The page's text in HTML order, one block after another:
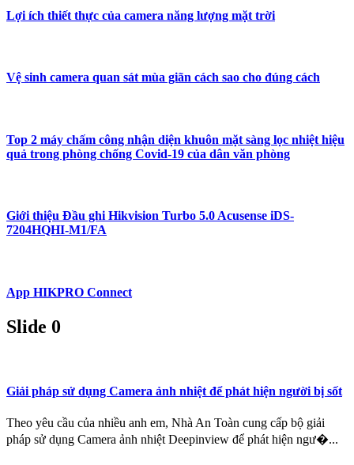
Lợi ích thiết thực của camera năng lượng mặt trời
Vệ sinh camera quan sát mùa giãn cách sao cho đúng cách
Top 2 máy chấm công nhận diện khuôn mặt sàng lọc nhiệt hiệu
quả trong phòng chống Covid-19 của dân văn phòng
Giới thiệu Đầu ghi Hikvision Turbo 5.0 Acusense iDS-
7204HQHI-M1/FA
App HIKPRO Connect
Slide 0
Giải pháp sử dụng Camera ảnh nhiệt để phát hiện người bị sốt
Theo yêu cầu của nhiều anh em, Nhà An Toàn cung cấp bộ giải
pháp sử dụng Camera ảnh nhiệt Deepinview để phát hiện ngư�...